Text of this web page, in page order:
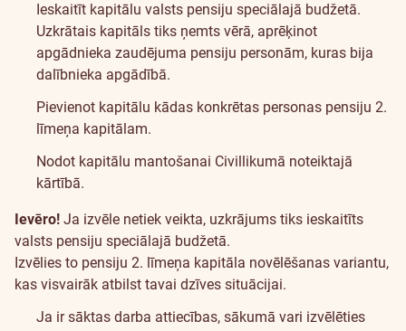
Ieskaitīt kapitālu valsts pensiju speciālajā budžetā.
Uzkrātais kapitāls tiks ņemts vērā, aprēķinot
apgādnieka zaudējuma pensiju personām, kuras bija
dalībnieka apgādībā.
Pievienot kapitālu kādas konkrētas personas pensiju 2.
līmeņa kapitālam.
Nodot kapitālu mantošanai Civillikumā noteiktajā
kārtībā.
Ievēro! Ja izvēle netiek veikta, uzkrājums tiks ieskaitīts
valsts pensiju speciālajā budžetā.
Izvēlies to pensiju 2. līmeņa kapitāla novēlēšanas variantu,
kas visvairāk atbilst tavai dzīves situācijai.
Ja ir sāktas darba attiecības, sākumā vari izvēlēties